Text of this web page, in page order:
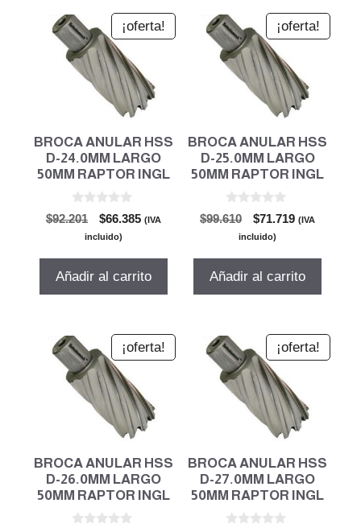
¡oferta!
BROCA ANULAR HSS
D-24.0MM LARGO
50MM RAPTOR INGL
0
d
$92.201
El
precio
era:
$66.385El(IVA
incluido)
Añadir al carrito
¡oferta!
BROCA ANULAR HSS
D-25.0MM LARGO
50MM RAPTOR INGL
0
d
$99.610
El
precio
era:
$71.719El(IVA
incluido)
Añadir al carrito
¡oferta!
BROCA ANULAR HSS
D-26.0MM LARGO
50MM RAPTOR INGL
¡oferta!
BROCA ANULAR HSS
D-27.0MM LARGO
50MM RAPTOR INGL